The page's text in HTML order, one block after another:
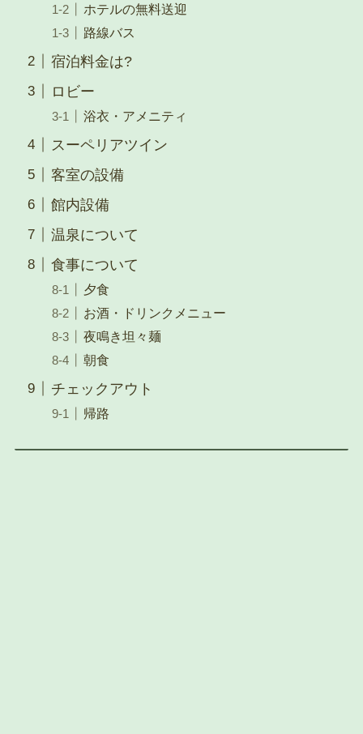
ホテルの無料送迎
路線バス
宿泊料金は?
ロビー
浴衣・アメニティ
スーペリアツイン
客室の設備
館内設備
温泉について
食事について
夕食
お酒・ドリンクメニュー
夜鳴き坦々麺
朝食
チェックアウト
帰路